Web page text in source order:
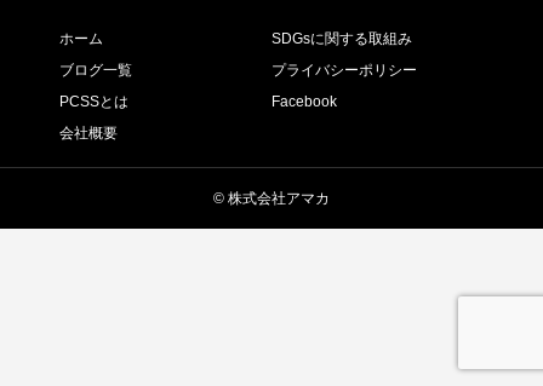
ホーム
ブログ一覧
PCSSとは
会社概要
SDGsに関する取組み
プライバシーポリシー
Facebook
© 株式会社アマカ